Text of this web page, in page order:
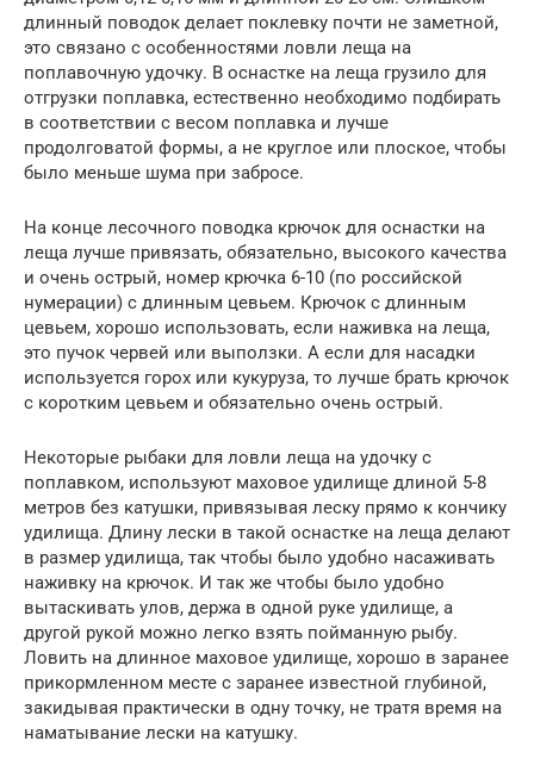
длинный поводок делает поклевку почти не заметной,
это связано с особенностями ловли леща на
поплавочную удочку. В оснастке на леща грузило для
отгрузки поплавка, естественно необходимо подбирать
в соответствии с весом поплавка и лучше
продолговатой формы, а не круглое или плоское, чтобы
было меньше шума при забросе.
На конце лесочного поводка крючок для оснастки на
леща лучше привязать, обязательно, высокого качества
и очень острый, номер крючка 6-10 (по российской
нумерации) с длинным цевьем. Крючок с длинным
цевьем, хорошо использовать, если наживка на леща,
это пучок червей или выползки. А если для насадки
используется горох или кукуруза, то лучше брать крючок
с коротким цевьем и обязательно очень острый.
Некоторые рыбаки для ловли леща на удочку с
поплавком, используют маховое удилище длиной 5-8
метров без катушки, привязывая леску прямо к кончику
удилища. Длину лески в такой оснастке на леща делают
в размер удилища, так чтобы было удобно насаживать
наживку на крючок. И так же чтобы было удобно
вытаскивать улов, держа в одной руке удилище, а
другой рукой можно легко взять пойманную рыбу.
Ловить на длинное маховое удилище, хорошо в заранее
прикормленном месте с заранее известной глубиной,
закидывая практически в одну точку, не тратя время на
наматывание лески на катушку.